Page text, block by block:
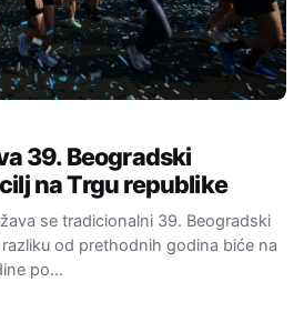
39. Beogradski
na Trgu republike
se tradicionalni 39. Beogradski
od prethodnih godina biće na
po…